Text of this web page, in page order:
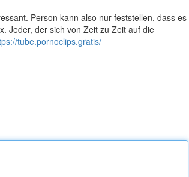
Person kann also nur feststellen, dass es
Jeder, der sich von Zeit zu Zeit auf die
tube.pornoclips.gratis/